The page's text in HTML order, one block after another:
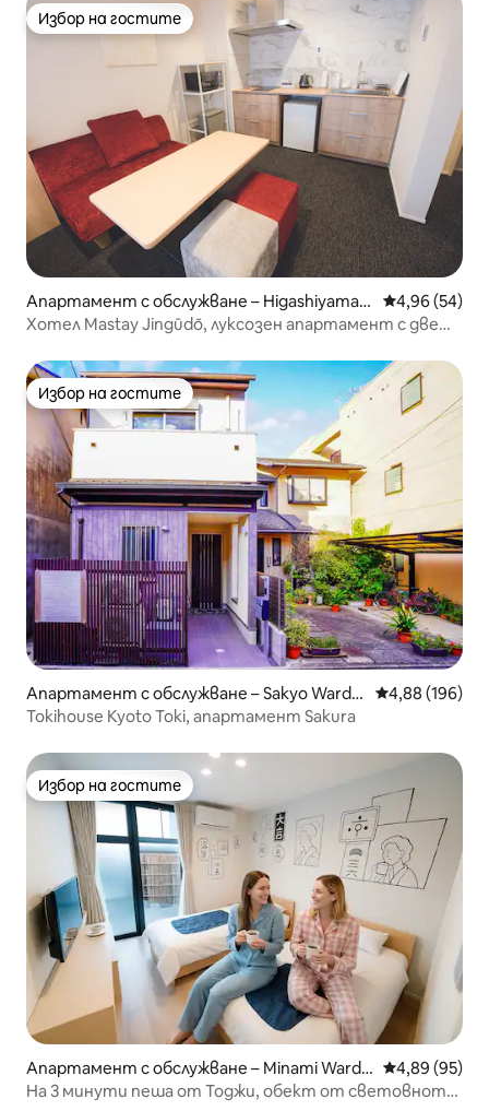
Избор на гостите
Избор на гостите
Апартамент с обслужване – Higashiyama
Ward, Kyoto
Средна
4,96 (54)
Хотел Mastay Jingūdō, луксозен апартамент с две
Избор на гостите
Избор на гостите
Апартамент с обслужване – Sakyo Ward,
Kyoto
Средна
4,88 (196)
Tokihouse Kyoto Toki, апартамент Sakura
Избор на гостите
Избор на гостите
Апартамент с обслужване – Minami Ward,
Kyoto
Средна
4,89 (95)
На 3 минути пеша от Тоджи, обект от световното